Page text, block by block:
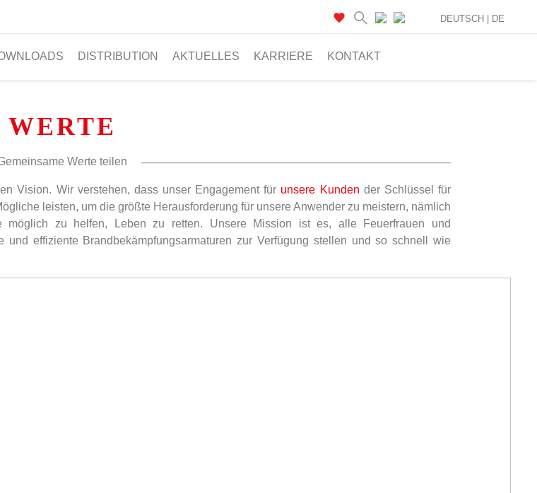
DISTRIBUTION AKTUELLES KARRIERE KONTAKT
DEUTSCH | DE
WERTE
Werte teilen
Vision. Wir verstehen, dass unser Engagement für unsere Kunden der Schlüssel für
leisten, um die größte Herausforderung für unsere Anwender zu meistern, nämlich
zu helfen, Leben zu retten. Unsere Mission ist es, alle Feuerfrauen und
effiziente Brandbekämpfungsarmaturen zur Verfügung stellen und so schnell wie